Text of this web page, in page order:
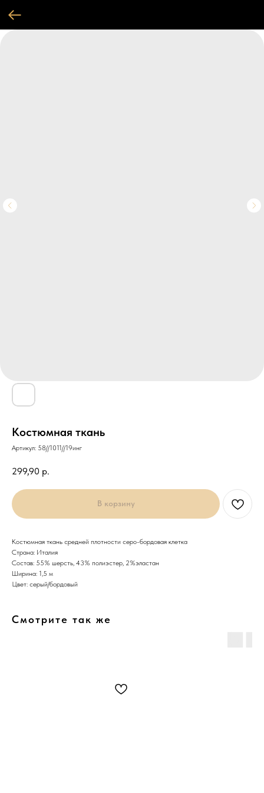
Костюмная ткань
Артикул: 58//1011//19инг
299,90 р.
В корзину
Костюмная ткань средней плотности серо-бордовая клетка
Страна: Италия
Состав: 55% шерсть, 43% полиэстер, 2%эластан
Ширина: 1,5 м
Цвет: серый/бордовый
Смотрите так же